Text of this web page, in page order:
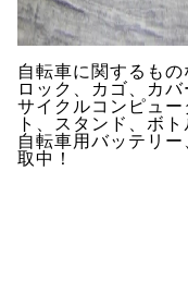
自転車に関するも
ロック、カゴ、カ
サイクルコンピュ
ト、スタンド、ボ
自転車用バッテリ
取中！